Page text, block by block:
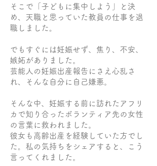
そこで「子どもに集中しよう」と決
め、天職と思っていた教員の仕事を退
職しました。
でもすぐには妊娠せず、焦り、不安、
嫉妬がありました。
芸能人の妊娠出産報告にさえ心乱さ
れ、そんな自分に自己嫌悪。
そんな中、妊娠する前に訪れたアフリ
カで知り合ったボランティア先の女性
の言葉に救われました。
彼女も高齢出産を経験していた方でし
た。私の気持ちをシェアすると、こう
言ってくれました。